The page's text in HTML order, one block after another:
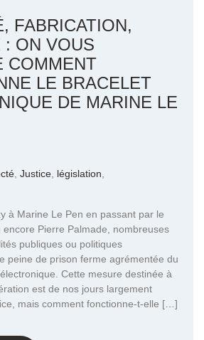
FABRICATION,
: ON VOUS
COMMENT
LE BRACELET
DE MARINE LE
Justice législation
à Marine Le Pen en passant par le
encore Pierre Palmade, nombreuses
publiques ou politiques
peine de prison ferme agrémentée du
Cette mesure destinée à
est de nos jours largement
mais comment fonctionne-t-elle […]